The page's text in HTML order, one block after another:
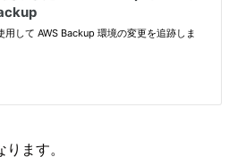
ます。